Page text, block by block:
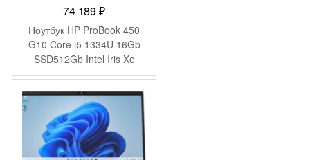
74 189₽
Ноутбук HP ProBook 450
G10 Core i5 1334U 16Gb
SSD512Gb Intel Iris Xe
graphics 15.6″ IPS FHD
(1920×1080) Windows 11
Pro 64 silver WiFi BT Cam
(9C4H1UT)